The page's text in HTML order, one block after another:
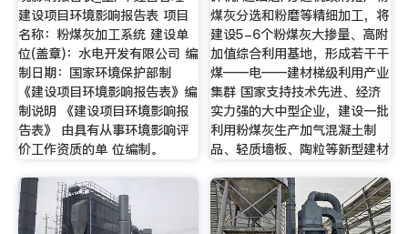
建设项目环境影响报告表 项目
名称：粉煤灰加工系统 建设单
位(盖章)：水电开发有限公司 编
制日期：国家环境保护部制
《建设项目环境影响报告表》编
制说明 《建设项目环境影响报
告表》 由具有从事环境影响评
价工作资质的单 位编制。
煤灰分选和粉磨等精细加工，将
建设5-6个粉煤灰大掺量、高附
加值综合利用基地，形成若干干
煤——电——建材梯级利用产业
集群 国家支持技术先进、经济
实力强的大中型企业，建设一批
利用粉煤灰生产加气混凝土制
品、轻质墙板、陶粒等新型建材